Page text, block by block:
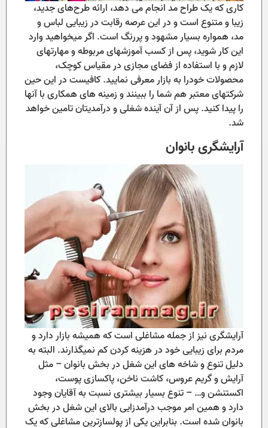
کاری که یک طراح مد انجام می دهد، ارائه طرح‌های جدید،
زیبا و متنوع است و در این عرصه رقابت در زیبایی لباس و
مد، همواره بسیار مشهود و پررنگ است. اگر میخواهید وارد
این کار شوید، پس از کسب آموزشهای مربوطه و مهارتهای
لازم و با استفاده از فضای مجازی در مقیاس کوچک،
محصولات خودرا به بازار معرفی نمایید. کافیست در این حین
شرکتهای معتبر هم شما را ببینند و زمینه های همکاری با آنها
را پیدا کنید. پس از آن آینده شغلی و درآمدیتان تامین خواهد
شد.
آرایشگری بانوان
آرایشگری نیز از جمله مشاغلی است که همیشه بازار دارد و
مردم برای زیبایی خود در هزینه کردن کم نمیگذارند. البته به
دلیل تنوع و شاخه های این شغل در بخش بانوان – مثل
آرایش و گریم عروس، کاشت ناخن، پاکسازی پوست،
اکستنشن و… – تنوع بسیار بیشتری نسبت به آقایان وجود
دارد و همین امر موجب درآمدزایی بالای این شغل در بخش
بانوان شده است. بنابراین یکی از پولسازترین مشاغلی که یک